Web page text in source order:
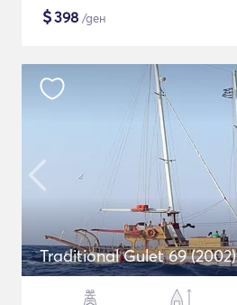
$398 /ден
Traditional Gulet 69 (2002)